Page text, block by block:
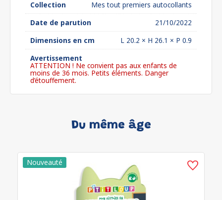
Collection
Mes tout premiers autocollants
Date de parution
21/10/2022
Dimensions en cm
L 20.2 × H 26.1 × P 0.9
Avertissement
ATTENTION ! Ne convient pas aux enfants de
moins de 36 mois. Petits éléments. Danger
d’étouffement.
Du même âge